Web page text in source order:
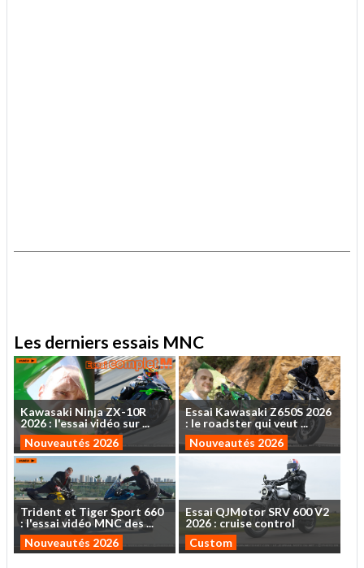
Les derniers essais MNC
Kawasaki NinjaZX-10R
2026: l'essaividéo sur...
Nouveautés 2026
Essai Kawasaki Z650S 2026
: le roadsterquiveut ...
Nouveautés 2026
Trident et TigerSport 660
: l'essaividéo MNCdes...
Nouveautés 2026
EssaiQJMotorSRV 600V2
2026 : cruise control
Custom